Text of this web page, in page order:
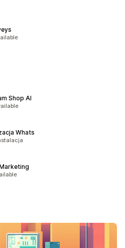
Shop AI
Whats